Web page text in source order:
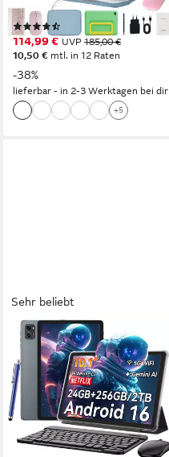
1280x800 px
Bildschirmauflösung
114,99 € UVP 185,00 €
10,50 € mtl. in 12 Raten
-38%
lieferbar - in 2-3 Werktagen bei dir
+5
Sehr beliebt
TABWEE
10" Android 16 256GB WiFi
incl. Tastatur, Maus, Stift
Tablet
10 Zoll
Bildschirmdiagonale
256 GB Speichergröße
1280*800 px Bildschirmauflösung